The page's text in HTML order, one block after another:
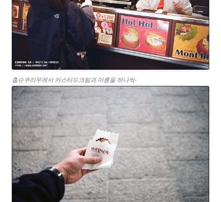
홉슈쿠리무에서 카스타드크림과 마롱을 하나씩-